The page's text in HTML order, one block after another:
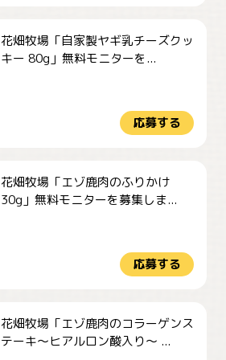
花畑牧場「自家製ヤギ乳チーズクッ
キー 80g」無料モニターを...
応募する
花畑牧場「エゾ鹿肉のふりかけ
30g」無料モニターを募集しま...
応募する
花畑牧場「エゾ鹿肉のコラーゲンス
テーキ～ヒアルロン酸入り～ ...